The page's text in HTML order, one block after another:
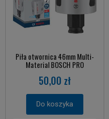
Piła otwornica 46mm Multi-
Material BOSCH PRO
50,00 zł
Do koszyka